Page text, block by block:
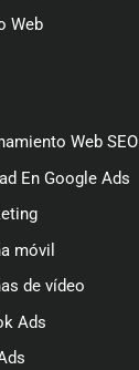
Web
Web SEO
En Google Ads
móvil
de vídeo
Ads